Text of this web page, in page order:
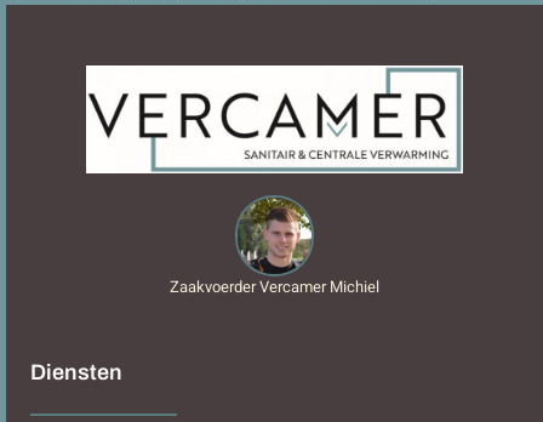
Zaakvoerder Vercamer Michiel
Diensten